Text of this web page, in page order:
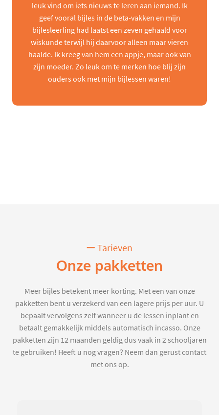
leuk vind om iets nieuws te leren aan iemand. Ik
geef vooral bijles in de beta-vakken en mijn
bijlesleerling had laatst een zeven gehaald voor
wiskunde terwijl hij daarvoor alleen maar vieren
haalde. Ik kreeg van hem een appje, maar ook van
zijn moeder. Zo leuk om te merken hoe blij zijn
ouders ook met mijn bijlessen waren!
Tarieven
Onze pakketten
Meer bijles betekent meer korting. Met een van onze
pakketten bent u verzekerd van een lagere prijs per uur. U
bepaalt vervolgens zelf wanneer u de lessen inplant en
betaalt gemakkelijk middels automatisch incasso. Onze
pakketten zijn 12 maanden geldig dus vaak in 2 schooljaren
te gebruiken! Heeft u nog vragen? Neem dan gerust contact
met ons op.